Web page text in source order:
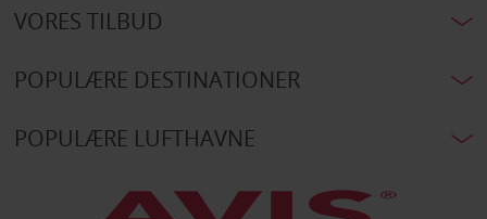
VORES TILBUD
POPULÆRE DESTINATIONER
POPULÆRE LUFTHAVNE